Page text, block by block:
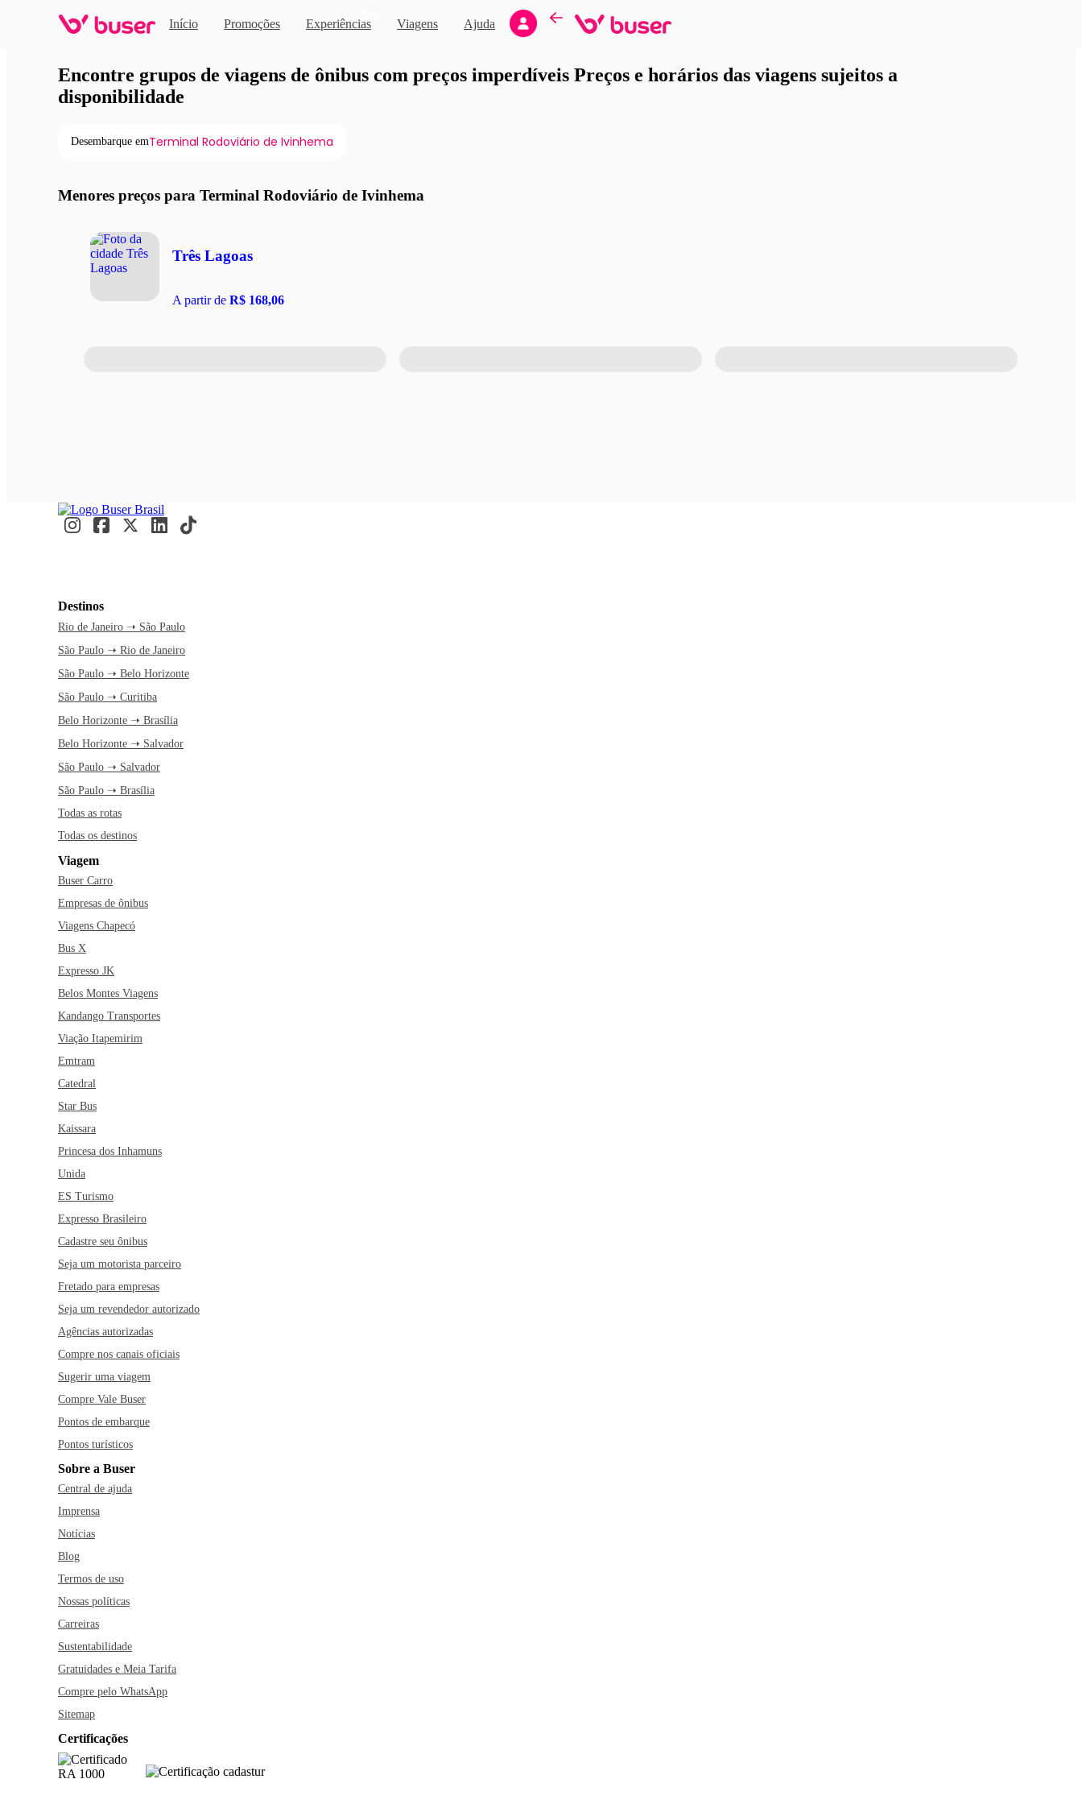
Início Promoções Experiências Viagens Ajuda
Viagens de ônibus em promoção
Encontre grupos de viagens de ônibus com preços imperdíveis Preços e horários das viagens sujeitos a
disponibilidade
Desembarque emTerminal Rodoviário de Ivinhema
Menores preços para Terminal Rodoviário de Ivinhema
Três Lagoas
A partir de R$ 168,06
Destinos
Rio de Janeiro ➝ São Paulo
São Paulo ➝ Rio de Janeiro
São Paulo ➝ Belo Horizonte
São Paulo ➝ Curitiba
Belo Horizonte ➝ Brasília
Belo Horizonte ➝ Salvador
São Paulo ➝ Salvador
São Paulo ➝ Brasília
Todas as rotas
Todas os destinos
Viagem
Buser Carro
Empresas de ônibus
Viagens Chapecó
Bus X
Expresso JK
Belos Montes Viagens
Kandango Transportes
Viação Itapemirim
Emtram
Catedral
Star Bus
Kaissara
Princesa dos Inhamuns
Unida
ES Turismo
Expresso Brasileiro
Cadastre seu ônibus
Seja um motorista parceiro
Fretado para empresas
Seja um revendedor autorizado
Agências autorizadas
Compre nos canais oficiais
Sugerir uma viagem
Compre Vale Buser
Pontos de embarque
Pontos turísticos
Sobre a Buser
Central de ajuda
Imprensa
Notícias
Blog
Termos de uso
Nossas políticas
Carreiras
Sustentabilidade
Gratuidades e Meia Tarifa
Compre pelo WhatsApp
Sitemap
Certificações